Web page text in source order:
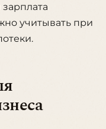
учитывать при